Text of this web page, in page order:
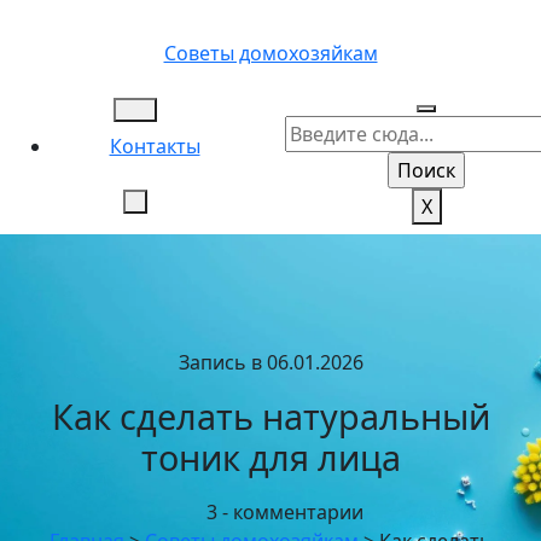
Советы домохозяйкам
Контакты
X
Запись в 06.01.2026
Как сделать натуральный
тоник для лица
3 - комментарии